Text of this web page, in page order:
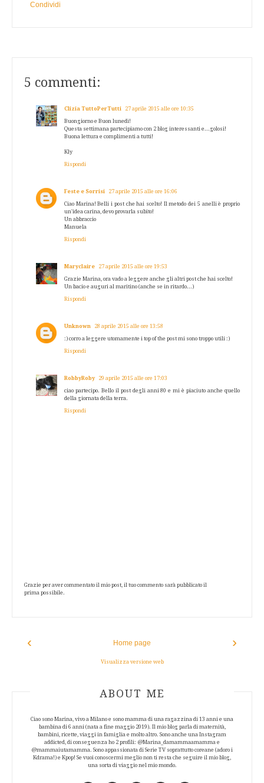
Condividi
5 commenti:
Clizia TuttoPerTutti 27 aprile 2015 alle ore 10:35
Buongiorno e Buon lunedì!
Questa settimana partecipiamo con 2 blog interessanti e...golosi!
Buona lettura e complimenti a tutti!
Kly
Rispondi
Feste e Sorrisi 27 aprile 2015 alle ore 16:06
Ciao Marina! Belli i post che hai scelto! Il metodo dei 5 anelli è proprio
un'idea carina, devo provarla subito!
Un abbraccio
Manuela
Rispondi
Maryclaire 27 aprile 2015 alle ore 19:53
Grazie Marina, ora vado a leggere anche gli altri post che hai scelto!
Un bacio e auguri al maritino (anche se in ritardo...)
Rispondi
Unknown 28 aprile 2015 alle ore 13:58
:) corro a leggere utomamente i top of the post mi sono troppo utili :)
Rispondi
RobbyRoby 29 aprile 2015 alle ore 17:03
ciao partecipo. Bello il post degli anni 80 e mi è piaciuto anche quello
della giornata della terra.
Rispondi
Grazie per aver commentato il mio post, il tuo commento sarà pubblicato il
prima possibile.
‹ ›
Home page
Visualizza versione web
ABOUT AUTHOR
ABOUT ME
Ciao sono Marina, vivo a Milano e sono mamma di una ragazzina di 13 anni e una
bambina di 6 anni (nata a fine maggio 2019). Il mio blog parla di maternità,
bambini, ricette, viaggi in famiglia e molto altro. Sono anche una Instagram
addicted, di conseguenza ho 2 profili: @Marina_damammaamamma e
@mammaiutamamma. Sono appassionata di Serie TV soprattutto coreane (adoro i
Kdrama!) e Kpop! Se vuoi conoscermi meglio non ti resta che seguire il mio blog,
una sorta di viaggio nel mio mondo.